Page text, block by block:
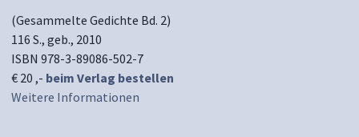
(Gesammelte Gedichte Bd. 2)
116 S., geb., 2010
ISBN 978-3-89086-502-7
€ 20 ,- beim Verlag bestellen
Weitere Informationen